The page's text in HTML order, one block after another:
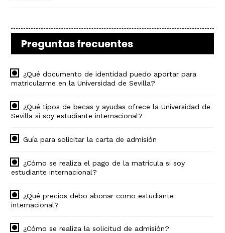
Preguntas frecuentes
¿Qué documento de identidad puedo aportar para
matricularme en la Universidad de Sevilla?
¿Qué tipos de becas y ayudas ofrece la Universidad de
Sevilla si soy estudiante internacional?
Guía para solicitar la carta de admisión
¿Cómo se realiza el pago de la matrícula si soy
estudiante internacional?
¿Qué precios debo abonar como estudiante
internacional?
¿Cómo se realiza la solicitud de admisión?